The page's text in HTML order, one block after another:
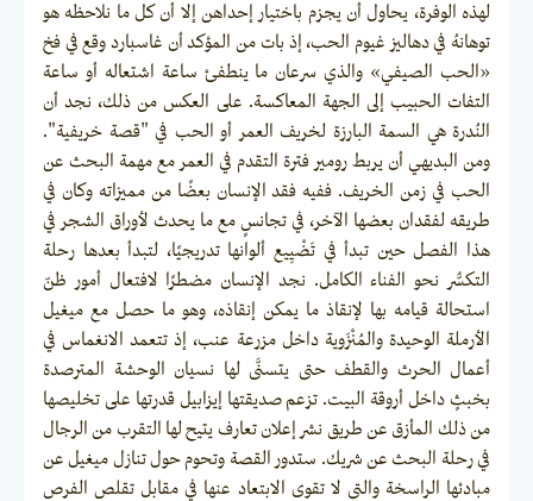
لهذه الوفرة، يحاول أن يجزم باختيار إحداهن إلا أن كل ما نلاحظه هو
توهانهُ في دهاليز غيوم الحب، إذ بات من المؤكد أن غاسبارد وقع في فخ
«الحب الصيفي» والذي سرعان ما ينطفئ ساعة اشتعاله أو ساعة
التفات الحبيب إلى الجهة المعاكسة. على العكس من ذلك، نجد أن
النُدرة هي السمة البارزة لخريف العمر أو الحب في "قصة خريفية".
ومن البديهي أن يربط رومير فترة التقدم في العمر مع مهمة البحث عن
الحب في زمن الخريف. ففيه فقد الإنسان بعضًا من مميزاته وكان في
طريقه لفقدان بعضها الآخر، في تجانسٍ مع ما يحدث لأوراق الشجر في
هذا الفصل حين تبدأ في تَضْيِيع ألوانها تدريجيًا، لتبدأ بعدها رحلة
التكسُّر نحو الفناء الكامل. نجد الإنسان مضطرًا لافتعال أمور ظنّ
استحالة قيامه بها لإنقاذ ما يمكن إنقاذه، وهو ما حصل مع ميغيل
الأرملة الوحيدة والمُنْزَوية داخل مزرعة عنب، إذ تتعمد الانغماس في
أعمال الحرث والقطف حتى يتسنَّى لها نسيان الوحشة المترصدة
بخبثٍ داخل أروقة البيت. تزعم صديقتها إيزابيل قدرتها على تخليصها
من ذلك المأزق عن طريق نشر إعلان تعارف يتيح لها التقرب من الرجال
في رحلة البحث عن شريك. ستدور القصة وتحوم حول تنازل ميغيل عن
مبادئها الراسخة والتي لا تقوى الابتعاد عنها في مقابل تقلص الفرص